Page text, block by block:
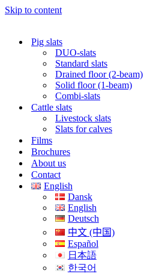
Skip to content
Pig slats
DUO-slats
Standard slats
Drained floor (2-beam)
Solid floor (1-beam)
Combi-slats
Cattle slats
Livestock slats
Slats for calves
Films
Brochures
About us
Contact
English
Dansk
English
Deutsch
中文 (中国)
Español
日本語
한국어